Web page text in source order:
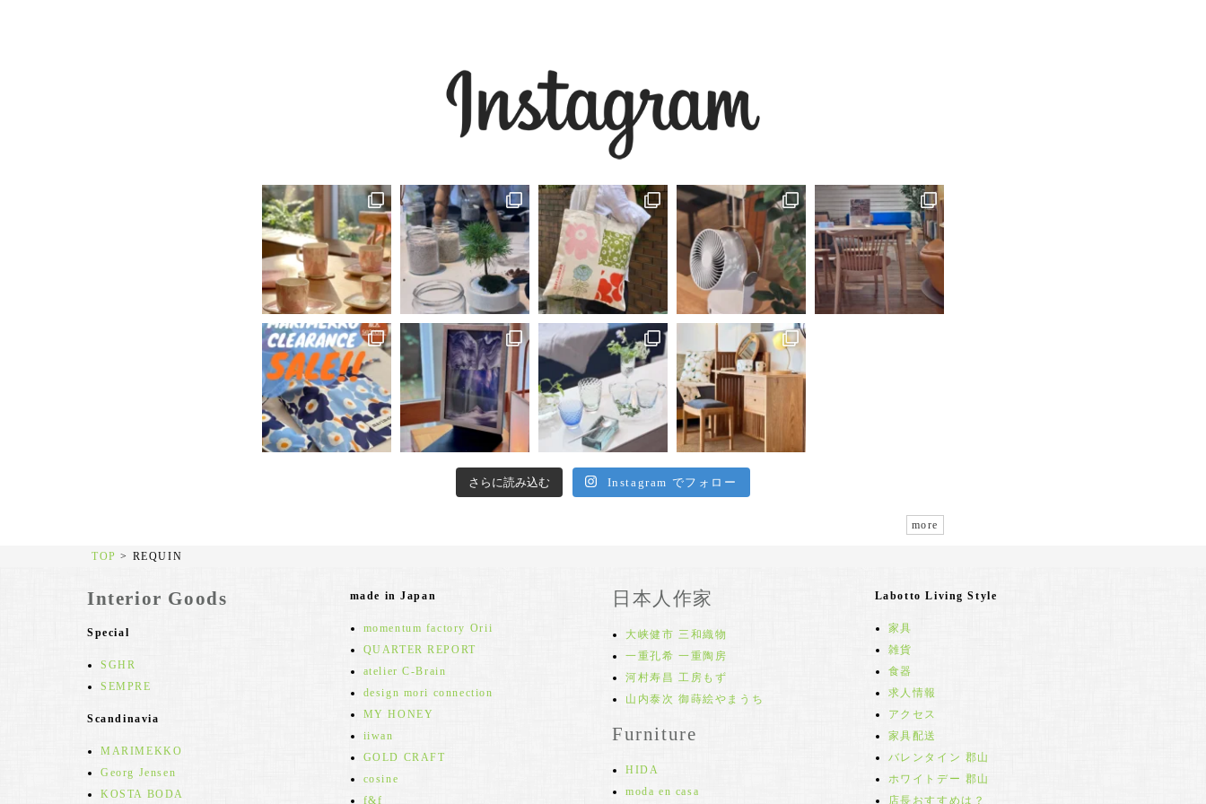
さらに読み込む Instagram でフォロー
more
TOP > REQUIN
Interior Goods
Special
SGHR
SEMPRE
Scandinavia
MARIMEKKO
Georg Jensen
KOSTA BODA
made in Japan
momentum factory Orii
QUARTER REPORT
atelier C-Brain
design mori connection
MY HONEY
iiwan
GOLD CRAFT
cosine
f&f
日本人作家
大峡健市 三和織物
一重孔希 一重陶房
河村寿昌 工房もず
山内泰次 御蒔絵やまうち
Furniture
HIDA
moda en casa
Labotto Living Style
家具
雑貨
食器
求人情報
アクセス
家具配送
バレンタイン 郡山
ホワイトデー 郡山
店長おすすめは？